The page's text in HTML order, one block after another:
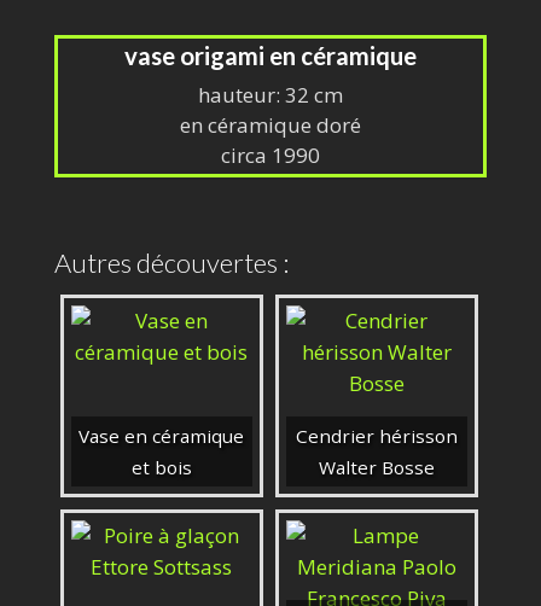
vase origami en céramique
hauteur: 32 cm
en céramique doré
circa 1990
Autres découvertes :
Vase en céramique
et bois
Cendrier hérisson
Walter Bosse